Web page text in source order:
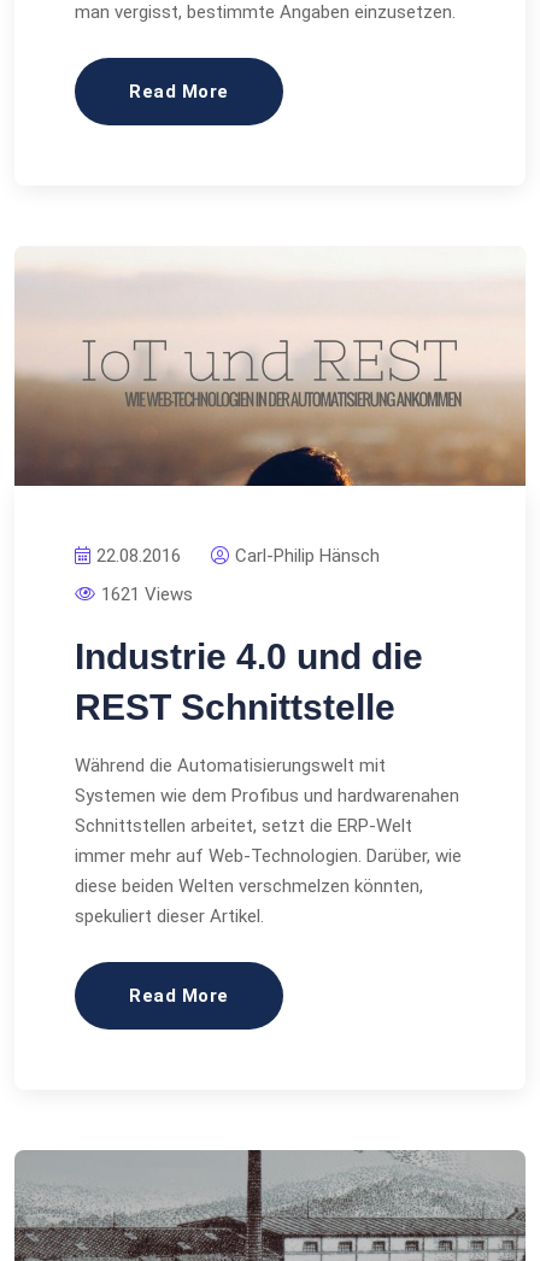
man vergisst, bestimmte Angaben einzusetzen.
Read More
22.08.2016
Carl-Philip Hänsch
1621 Views
Industrie 4.0 und die
REST Schnittstelle
Während die Automatisierungswelt mit
Systemen wie dem Profibus und hardwarenahen
Schnittstellen arbeitet, setzt die ERP-Welt
immer mehr auf Web-Technologien. Darüber, wie
diese beiden Welten verschmelzen könnten,
spekuliert dieser Artikel.
Read More